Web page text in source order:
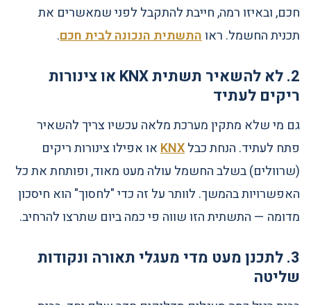
חכם, ובאיזו רמה, חייבת להתקבל לפני שמאשרים את
תכנית החשמל. ראוהתשתית הנכונה לבית חכם.
2. לא להשאיר תשתית KNX או צינורות
ריקים לעתיד
גם מי שלא מתקין מערכת מלאה עכשיו צריך להשאיר
פתח לעתיד. הנחת כבלKNXאו אפילו צינורות ריקים
(שרוולים) בשלב החשמל עולה מעט מאוד, ופותחת את כל
האפשרויות בהמשך. לוותר על זה כדי "לחסוך" הוא חיסכון
מדומה — התשתית הזו שווה פי כמה ביום שתרצו להרחיב.
3. לתכנן מעט מדי מעגלי תאורה ונקודות
שליטה